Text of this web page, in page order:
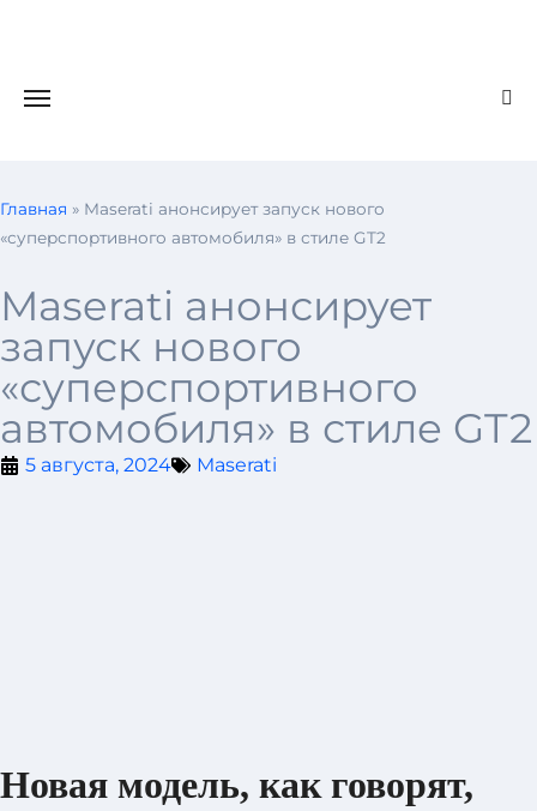
Главная » Maserati анонсирует запуск нового
«суперспортивного автомобиля» в стиле GT2
Maserati анонсирует
запуск нового
«суперспортивного
автомобиля» в стиле GT2
5 августа, 2024 Maserati
Новая модель, как говорят,